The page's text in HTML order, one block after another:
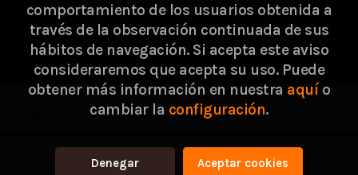
Consigue 2,57 €
2026 ©Passarella Store SL. Todos los Derechos
Reservados | Grupo Trevenque
comportamiento de los usuarios obtenida a
través de la observación continuada de sus
hábitos de navegación. Si acepta este aviso
consideraremos que acepta su uso. Puede
obtener más información en nuestra aquío
cambiar la configuración.
Denegar Aceptar cookies